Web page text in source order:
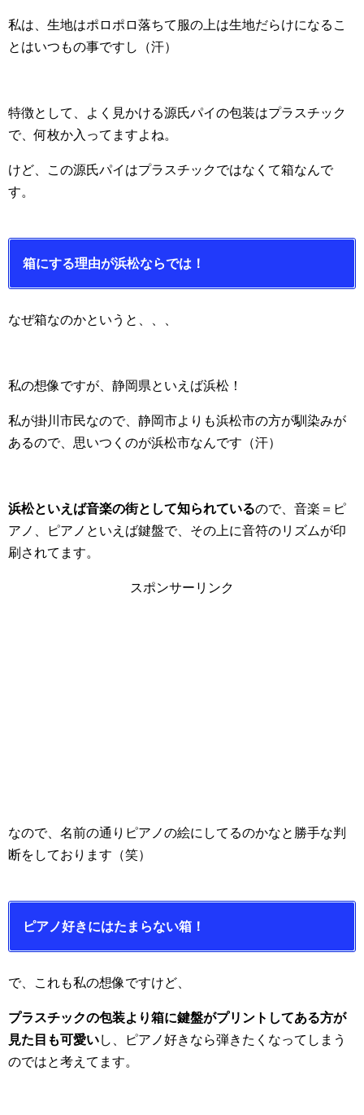
私は、生地はポロポロ落ちて服の上は生地だらけになるこ
とはいつもの事ですし（汗）
特徴として、よく見かける源氏パイの包装はプラスチック
で、何枚か入ってますよね。
けど、この源氏パイはプラスチックではなくて箱なんで
す。
箱にする理由が浜松ならでは！
なぜ箱なのかというと、、、
私の想像ですが、静岡県といえば浜松！
私が掛川市民なので、静岡市よりも浜松市の方が馴染みが
あるので、思いつくのが浜松市なんです（汗）
浜松といえば音楽の街として知られているので、音楽＝ピ
アノ、ピアノといえば鍵盤で、その上に音符のリズムが印
刷されてます。
スポンサーリンク
なので、名前の通りピアノの絵にしてるのかなと勝手な判
断をしております（笑）
ピアノ好きにはたまらない箱！
で、これも私の想像ですけど、
プラスチックの包装より箱に鍵盤がプリントしてある方が
見た目も可愛いし、ピアノ好きなら弾きたくなってしまう
のではと考えてます。